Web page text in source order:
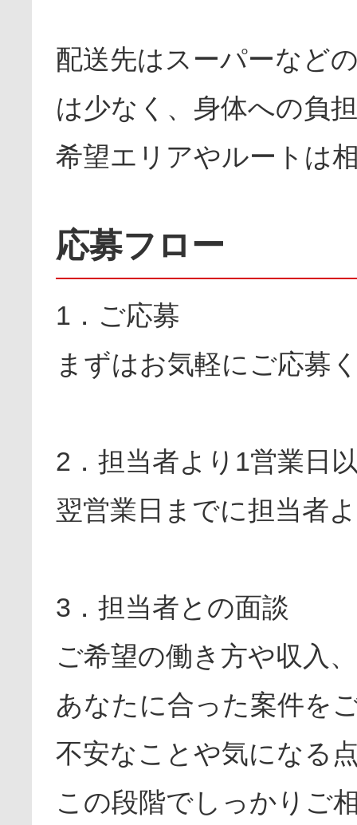
配送先はスーパーなど
は少なく、身体への負
希望エリアやルートは
応募フロー
1．ご応募
まずはお気軽にご応募
2．担当者より1営業日
翌営業日までに担当者
3．担当者との面談
ご希望の働き方や収入
あなたに合った案件を
不安なことや気になる
この段階でしっかりご